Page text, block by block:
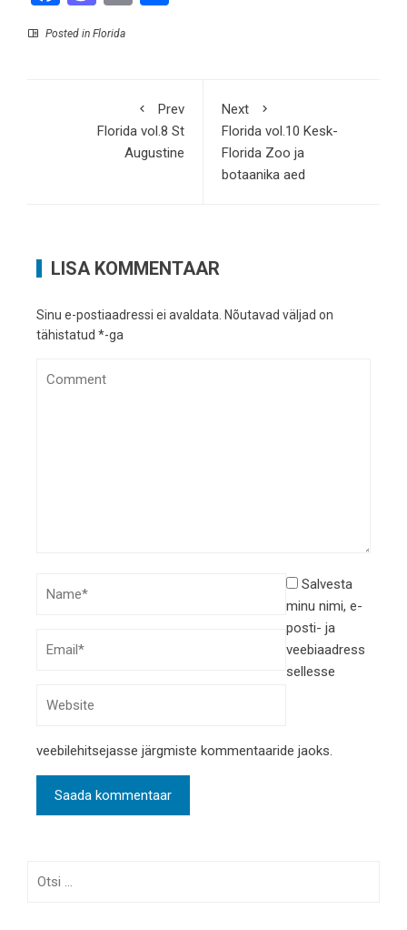
Posted in Florida
Prev
Florida vol.8 St
Augustine
Next
Florida vol.10 Kesk-
Florida Zoo ja
botaanika aed
LISA KOMMENTAAR
Sinu e-postiaadressi ei avaldata. Nõutavad väljad on
tähistatud *-ga
Salvesta
minu nimi, e-
posti- ja
veebiaadress
sellesse
veebilehitsejasse järgmiste kommentaaride jaoks.